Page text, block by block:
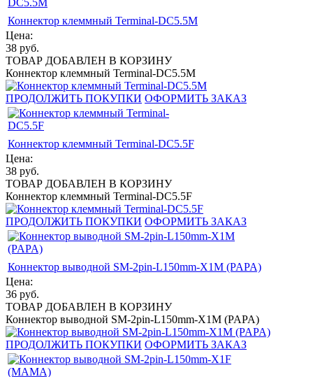
Коннектор клеммный Terminal-DC5.5M
Цена:
38 руб.
ТОВАР ДОБАВЛЕН В КОРЗИНУ
Коннектор клеммный Terminal-DC5.5M
ПРОДОЛЖИТЬ ПОКУПКИ ОФОРМИТЬ ЗАКАЗ
Коннектор клеммный Terminal-DC5.5F
Цена:
38 руб.
ТОВАР ДОБАВЛЕН В КОРЗИНУ
Коннектор клеммный Terminal-DC5.5F
ПРОДОЛЖИТЬ ПОКУПКИ ОФОРМИТЬ ЗАКАЗ
Коннектор выводной SM-2pin-L150mm-X1M (PAPA)
Цена:
36 руб.
ТОВАР ДОБАВЛЕН В КОРЗИНУ
Коннектор выводной SM-2pin-L150mm-X1M (PAPA)
ПРОДОЛЖИТЬ ПОКУПКИ ОФОРМИТЬ ЗАКАЗ